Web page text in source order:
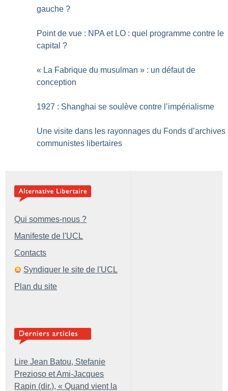
gauche ?
Point de vue : NPA et LO : quel programme contre le
capital ?
« La Fabrique du musulman » : un défaut de
conception
1927 : Shanghai se soulève contre l’impérialisme
Une visite dans les rayonnages du Fonds d’archives
communistes libertaires
Qui sommes-nous ?
Manifeste de l'UCL
Contacts
Syndiquer le site de l'UCL
Plan du site
Lire Jean Batou, Stefanie
Prezioso et Ami-Jacques
Rapin (dir.), « Quand vient la